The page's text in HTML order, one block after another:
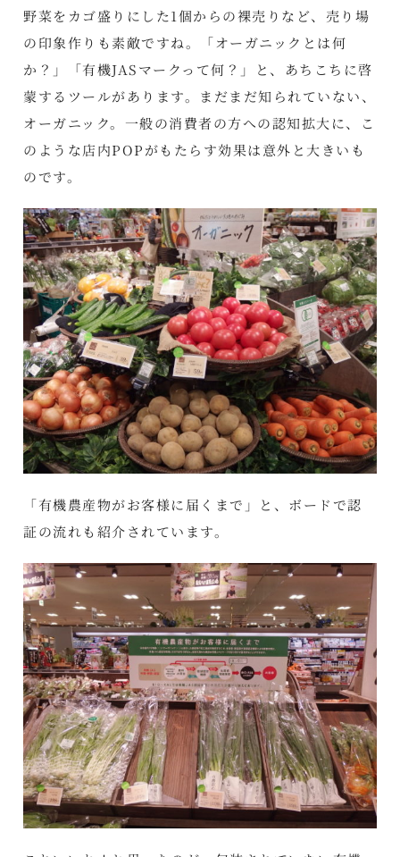
野菜をカゴ盛りにした1個からの裸売りなど、売り場
の印象作りも素敵ですね。「オーガニックとは何
か？」「有機JASマークって何？」と、あちこちに啓
蒙するツールがあります。まだまだ知られていない、
オーガニック。一般の消費者の方への認知拡大に、こ
のような店内POPがもたらす効果は意外と大きいも
のです。
「有機農産物がお客様に届くまで」と、ボードで認
証の流れも紹介されています。